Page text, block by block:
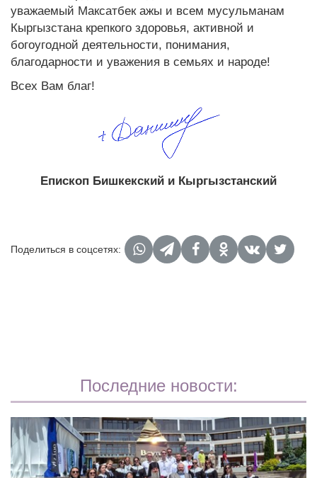
уважаемый Максатбек ажы и всем мусульманам
Кыргызстана крепкого здоровья, активной и
богоугодной деятельности, понимания,
благодарности и уважения в семьях и народе!
Всех Вам благ!
Епископ Бишкекский и Кыргызстанский
Поделиться в соцсетях:
Последние новости: